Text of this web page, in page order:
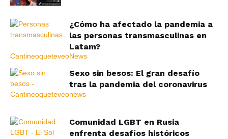
¿Cómo ha afectado la pandemia a
las personas transmasculinas en
Latam?
Sexo sin besos: El gran desafío
tras la pandemia del coronavirus
Comunidad LGBT en Rusia
enfrenta desafíos históricos